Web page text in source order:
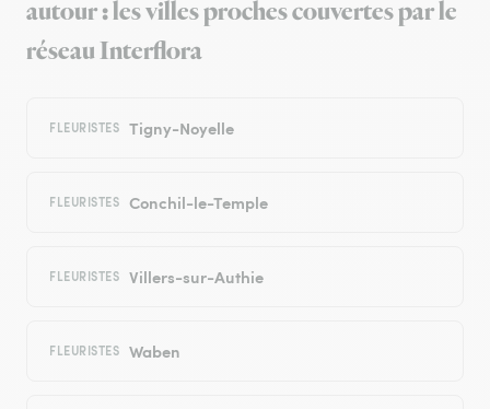
autour : les villes proches couvertes par le
réseau Interflora
FLEURISTES Tigny-Noyelle
FLEURISTES Conchil-le-Temple
FLEURISTES Villers-sur-Authie
FLEURISTES Waben